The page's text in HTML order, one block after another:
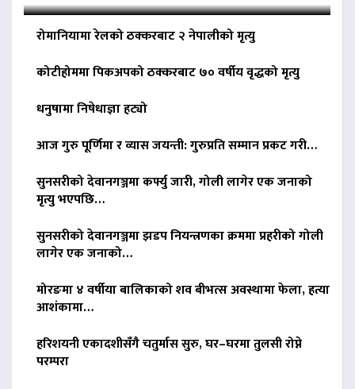
रोमानियामा रेलको ठक्करबाट २ नेपालीको मृत्यु
कोटीहोममा पिकअपको ठक्करबाट ७० वर्षीय वृद्धको मृत्यु
धनुषामा निषेधाज्ञा हट्यो
आज गुरु पूर्णिमा र व्यास जयन्ती: गुरुप्रति सम्मान प्रकट गरी…
सुनसरीको देवानगञ्जमा कर्फ्यु जारी, गोली लागेर एक जनाको
मृत्यु भएपछि…
सुनसरीको देवानगञ्जमा झडप नियन्त्रणका क्रममा प्रहरीको गोली
लागेर एक जनाको…
मोरङमा ४ वर्षीया बालिकाको शव बीभत्स अवस्थामा फेला, हत्या
आशंकामा…
हरिशयनी एकादशीसँगै चतुर्मास सुरु, घर–घरमा तुलसी रोप्ने
परम्परा